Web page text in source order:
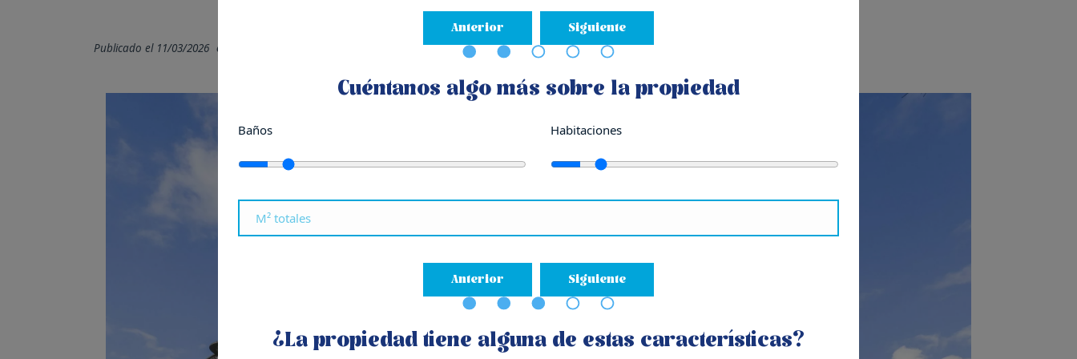
Publicado el 11/03/2026 en Noticias de Residencial y Retail
Anterior Siguiente
Cuéntanos algo más sobre la propiedad
Baños Habitaciones
Anterior Siguiente
¿La propiedad tiene alguna de estas características?